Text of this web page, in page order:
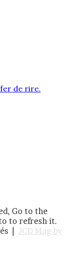
de rire.
Go to the
to refresh it.
| JCD Mag by